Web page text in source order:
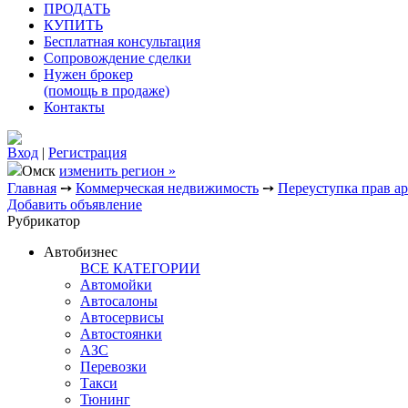
ПРОДАТЬ
КУПИТЬ
Бесплатная консультация
Сопровождение сделки
Нужен брокер
(помощь в продаже)
Контакты
Вход | Регистрация
Омск изменить регион »
Главная ➙ Коммерческая недвижимость ➙ Переуступка прав
Добавить объявление
Рубрикатор
Автобизнес
ВСЕ КАТЕГОРИИ
Автомойки
Автосалоны
Автосервисы
Автостоянки
АЗС
Перевозки
Такси
Тюнинг